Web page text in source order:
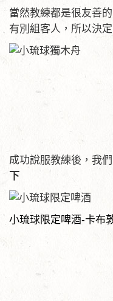
當然教練都是很友善
有別組客人，所以決
成功說服教練後，我
下
小琉球限定啤酒-卡布